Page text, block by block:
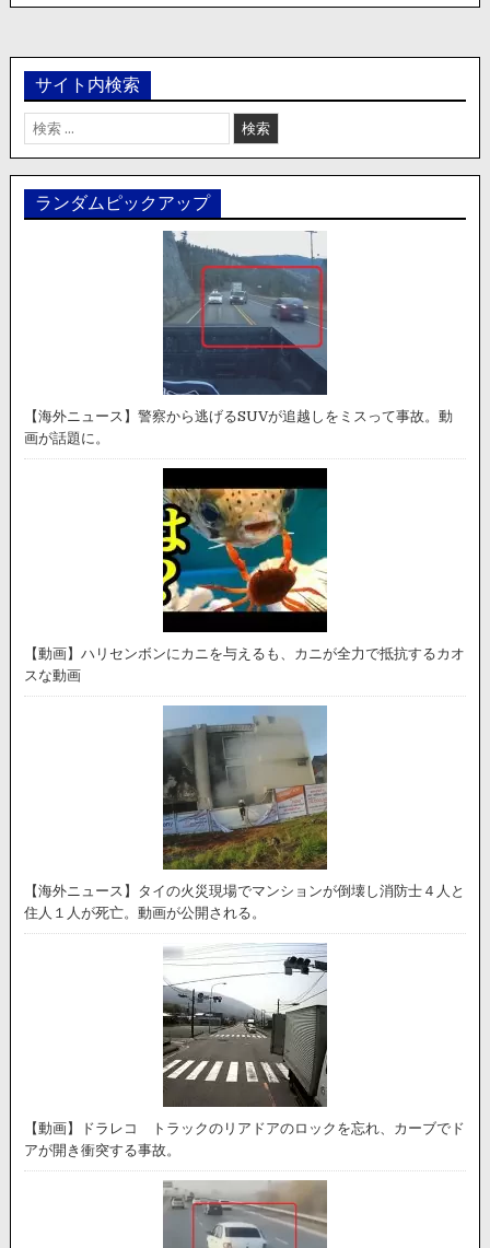
サイト内検索
検
索:
ランダムピックアップ
【海外ニュース】警察から逃げるSUVが追越しをミスって事故。動
画が話題に。
【動画】ハリセンボンにカニを与えるも、カニが全力で抵抗するカオ
スな動画
【海外ニュース】タイの火災現場でマンションが倒壊し消防士４人と
住人１人が死亡。動画が公開される。
【動画】ドラレコ トラックのリアドアのロックを忘れ、カーブでド
アが開き衝突する事故。